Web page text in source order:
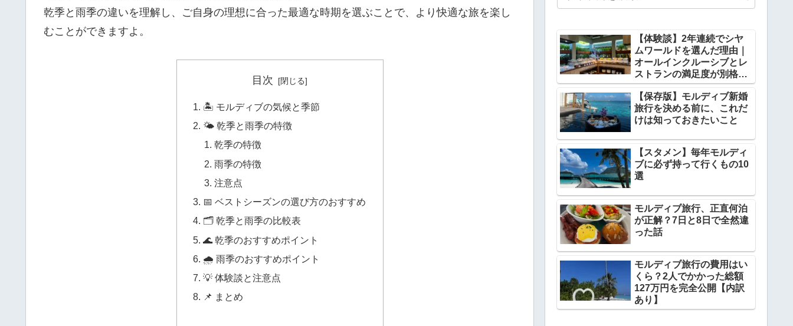
乾季と雨季の違いを理解し、ご自身の理想に合った最適な時期を選ぶことで、より快適な旅を楽し
むことができますよ。
目次
🏝 モルディブの気候と季節
🌤 乾季と雨季の特徴
乾季の特徴
雨季の特徴
注意点
📅 ベストシーズンの選び方のおすすめ
🗂 乾季と雨季の比較表
🌊 乾季のおすすめポイント
🌧 雨季のおすすめポイント
💡 体験談と注意点
📌 まとめ
【体験談】2年連続でシヤ
ムワールドを選んだ理由｜
オールインクルーシブとレ
ストランの満足度が別格だ
った
【保存版】モルディブ新婚
旅行を決める前に、これだ
けは知っておきたいこと
【スタメン】毎年モルディ
ブに必ず持って行くもの10
選
モルディブ旅行、正直何泊
が正解？7日と8日で全然違
った話
モルディブ旅行の費用はい
くら？2人でかかった総額
127万円を完全公開【内訳
あり】